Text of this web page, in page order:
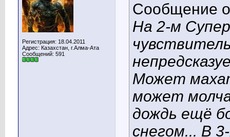
Регистрация: 18.04.2011
Адрес: Казахстан, г.Алма-Ата
Сообщений: 591
Сообщение
На 2-м
Может
может
дождь ещё
снегом... В